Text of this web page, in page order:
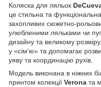
Коляска для ляльок
це стильна та
захопливих сюжетно-
улюбленими ляльками чи
дизайну та великому
у «сім’ю» та допомагає
уяву та координацію рухів.
Модель виконана в ніжних
принтом колекції Verona та